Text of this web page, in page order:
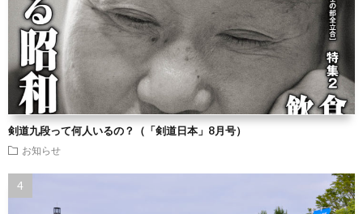
剣道九段って何人いるの？（「剣道日本」8月号）
お知らせ